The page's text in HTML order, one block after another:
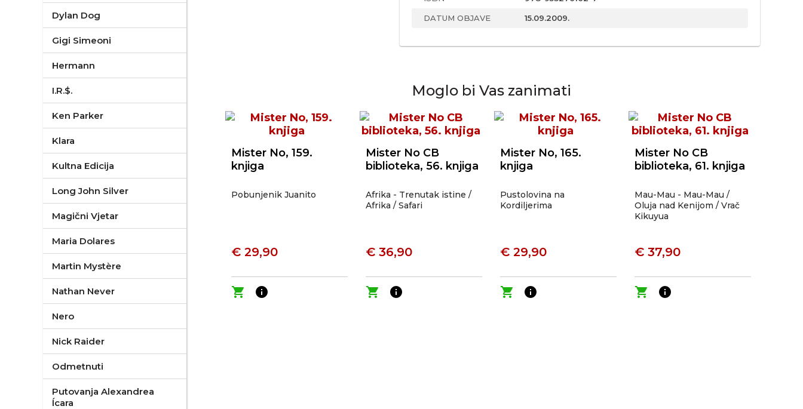
Dylan Dog
Gigi Simeoni
Hermann
I.R.$.
Ken Parker
Klara
Kultna Edicija
Long John Silver
Magični Vjetar
Maria Dolares
Martin Mystère
Nathan Never
Nero
Nick Raider
Odmetnuti
Putovanja Alexandrea
Ícara
DATUM OBJAVE 15.09.2009.
Moglo bi Vas zanimati
Mister No, 159.
knjiga
Pobunjenik Juanito
€ 29,90
shopping_cart info
Mister No CB
biblioteka, 56. knjiga
Afrika - Trenutak istine /
Afrika / Safari
€ 36,90
shopping_cart info
Mister No, 165.
knjiga
Pustolovina na
Kordiljerima
€ 29,90
shopping_cart info
Mister No CB
biblioteka, 61. knjiga
Mau-Mau - Mau-Mau /
Oluja nad Kenijom / Vrač
Kikuyua
€ 37,90
shopping_cart info